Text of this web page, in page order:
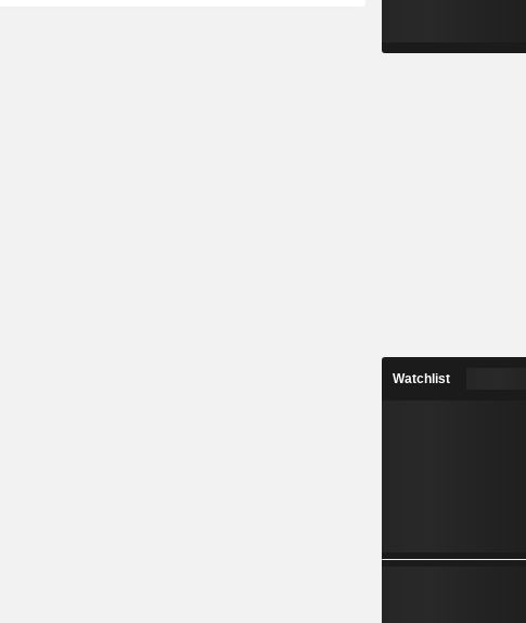
Watchlist